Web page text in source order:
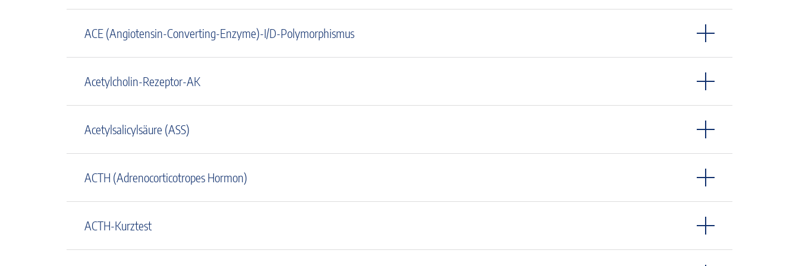
ACE (Angiotensin-Converting-Enzyme)-I/D-Polymorphismus
Acetylcholin-Rezeptor-AK
Acetylsalicylsäure (ASS)
ACTH (Adrenocorticotropes Hormon)
ACTH-Kurztest